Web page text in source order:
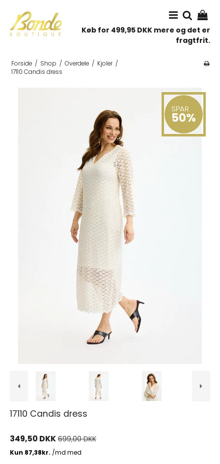
Køb for 499,95 DKK mere og det er
fragtfrit.
Forside / Shop / Overdele / Kjoler /
17110 Candis dress
SPAR
50%
17110 Candis dress
349,50 DKK 699,00 DKK